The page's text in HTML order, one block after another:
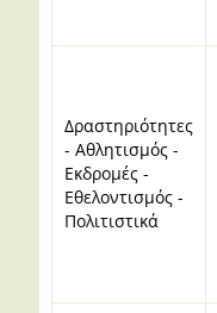
Δραστηριότητες
- Αθλητισμός -
Εκδρομές -
Εθελοντισμός -
Πολιτιστικά